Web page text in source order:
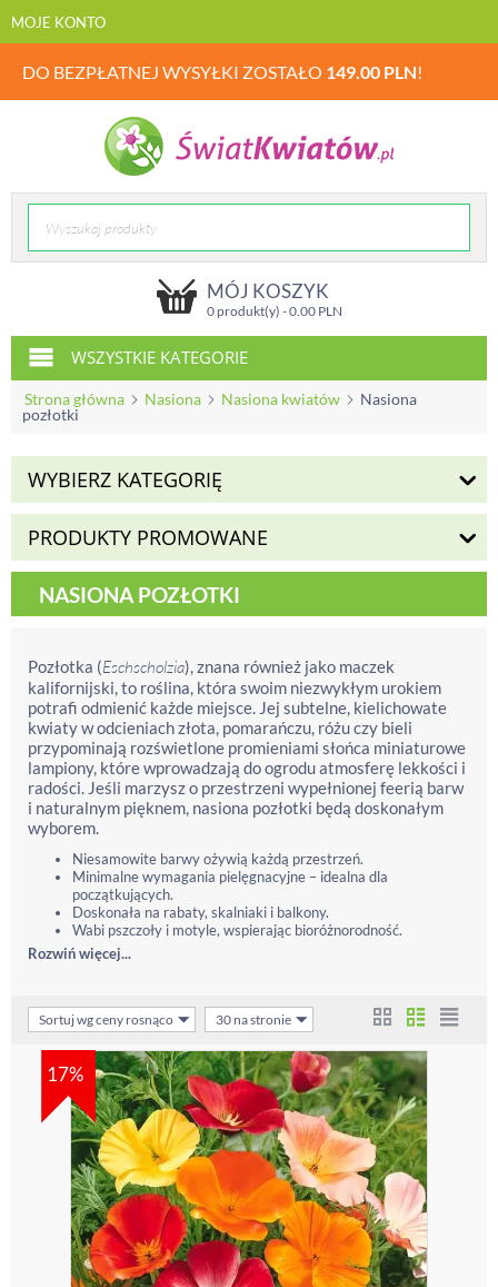
MOJE KONTO
DO BEZPŁATNEJ WYSYŁKI ZOSTAŁO 149.00 PLN!
MÓJ KOSZYK
0 produkt(y) -0.00PLN
WSZYSTKIE KATEGORIE
Strona główna Nasiona Nasiona kwiatów
Nasiona
pozłotki
WYBIERZ KATEGORIĘ
PRODUKTY PROMOWANE
NASIONA POZŁOTKI
Pozłotka (Eschscholzia), znana również jako maczek
kalifornijski, to roślina, która swoim niezwykłym urokiem
potrafi odmienić każde miejsce. Jej subtelne, kielichowate
kwiaty w odcieniach złota, pomarańczu, różu czy bieli
przypominają rozświetlone promieniami słońca miniaturowe
lampiony, które wprowadzają do ogrodu atmosferę lekkości i
radości. Jeśli marzysz o przestrzeni wypełnionej feerią barw
i naturalnym pięknem, nasiona pozłotki będą doskonałym
wyborem.
Niesamowite barwy ożywią każdą przestrzeń.
Minimalne wymagania pielęgnacyjne – idealna dla
początkujących.
Doskonała na rabaty, skalniaki i balkony.
Wabi pszczoły i motyle, wspierając bioróżnorodność.
Rozwiń więcej...
Sortuj wg ceny rosnąco 30 na stronie
17%